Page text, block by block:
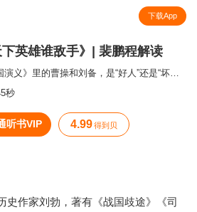
下载App
下英雄谁敌手》| 裴鹏程解读
《三国演义》里的曹操和刘备，是“好人”还是“坏人”？
秒
听书VIP 4.99 得到贝
史作家刘勃，著有《战国歧途》《司